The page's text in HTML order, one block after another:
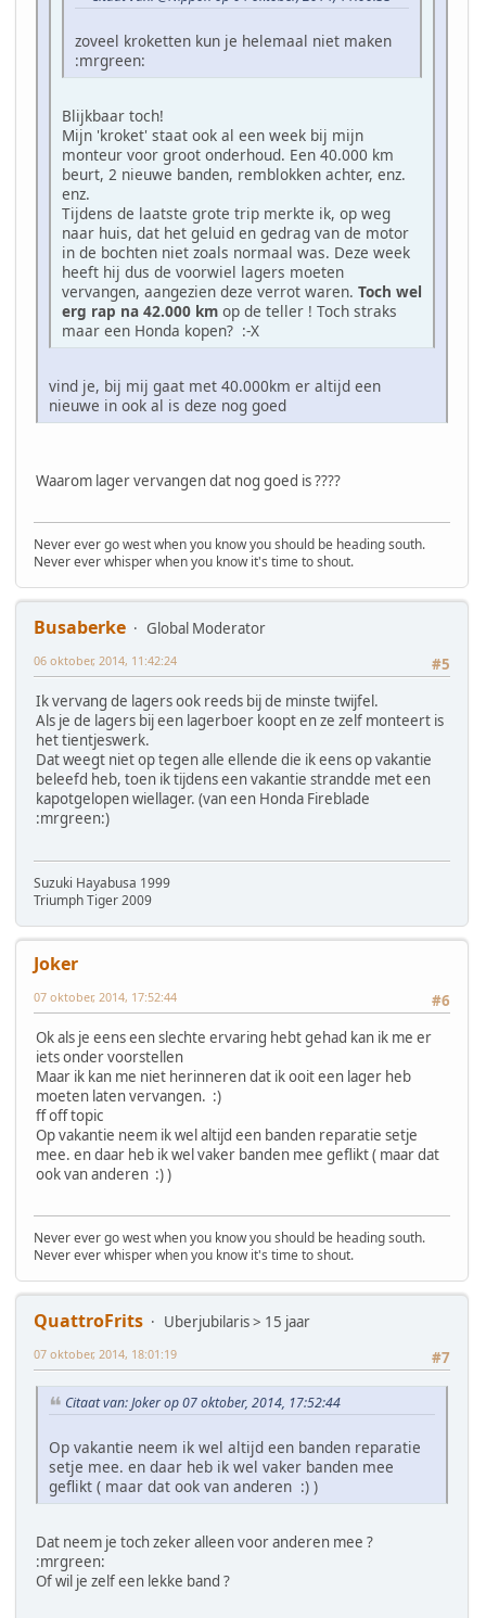
zoveel kroketten kun je helemaal niet maken
:mrgreen:
Blijkbaar toch!
Mijn 'kroket' staat ook al een week bij mijn
monteur voor groot onderhoud. Een 40.000 km
beurt, 2 nieuwe banden, remblokken achter, enz.
enz.
Tijdens de laatste grote trip merkte ik, op weg
naar huis, dat het geluid en gedrag van de motor
in de bochten niet zoals normaal was. Deze week
heeft hij dus de voorwiel lagers moeten
vervangen, aangezien deze verrot waren. Toch wel
erg rap na 42.000 km op de teller ! Toch straks
maar een Honda kopen? :-X
vind je, bij mij gaat met 40.000km er altijd een
nieuwe in ook al is deze nog goed
Waarom lager vervangen dat nog goed is ????
Never ever go west when you know you should be heading south.
Never ever whisper when you know it's time to shout.
Busaberke
Global Moderator
#5
06 oktober, 2014, 11:42:24
Ik vervang de lagers ook reeds bij de minste twijfel.
Als je de lagers bij een lagerboer koopt en ze zelf monteert is
het tientjeswerk.
Dat weegt niet op tegen alle ellende die ik eens op vakantie
beleefd heb, toen ik tijdens een vakantie strandde met een
kapotgelopen wiellager. (van een Honda Fireblade
:mrgreen:)
Suzuki Hayabusa 1999
Triumph Tiger 2009
Joker
#6
07 oktober, 2014, 17:52:44
Ok als je eens een slechte ervaring hebt gehad kan ik me er
iets onder voorstellen
Maar ik kan me niet herinneren dat ik ooit een lager heb
moeten laten vervangen. :)
ff off topic
Op vakantie neem ik wel altijd een banden reparatie setje
mee. en daar heb ik wel vaker banden mee geflikt ( maar dat
ook van anderen :) )
Never ever go west when you know you should be heading south.
Never ever whisper when you know it's time to shout.
QuattroFrits
Uberjubilaris > 15 jaar
#7
07 oktober, 2014, 18:01:19
Citaat van: Joker op 07 oktober, 2014, 17:52:44
Op vakantie neem ik wel altijd een banden reparatie
setje mee. en daar heb ik wel vaker banden mee
geflikt ( maar dat ook van anderen :) )
Dat neem je toch zeker alleen voor anderen mee ?
:mrgreen:
Of wil je zelf een lekke band ?